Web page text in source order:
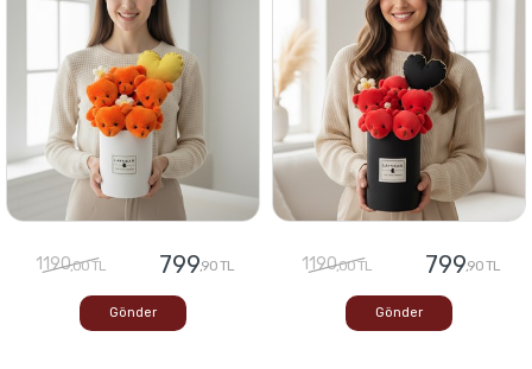
1190,00 TL 799,90 TL
Gönder
1190,00 TL 799,90 TL
Gönder